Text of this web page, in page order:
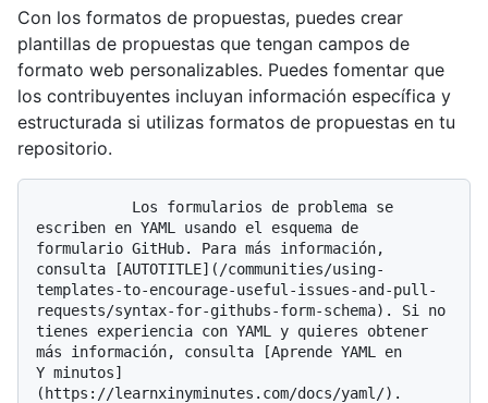
Con los formatos de propuestas, puedes crear
plantillas de propuestas que tengan campos de
formato web personalizables. Puedes fomentar que
los contribuyentes incluyan información específica y
estructurada si utilizas formatos de propuestas en tu
repositorio.
escriben en YAML usando el esquema de
formulario GitHub. Para más información,
consulta [AUTOTITLE](/communities/using-
templates-to-encourage-useful-issues-and-pull-
requests/syntax-for-githubs-form-schema). Si no
tienes experiencia con YAML y quieres obtener
más información, consulta [Aprende YAML en
Y minutos]